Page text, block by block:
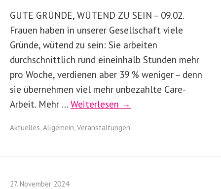
GUTE GRÜNDE, WÜTEND ZU SEIN – 09.02.
Frauen haben in unserer Gesellschaft viele
Gründe, wütend zu sein: Sie arbeiten
durchschnittlich rund eineinhalb Stunden mehr
pro Woche, verdienen aber 39 % weniger – denn
sie übernehmen viel mehr unbezahlte Care-
Arbeit. Mehr … Weiterlesen →
Aktuelles,Allgemein,Veranstaltungen
27. November 2024